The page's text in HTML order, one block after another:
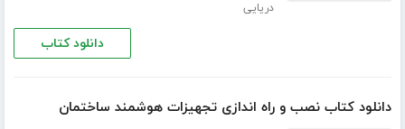
دریایی
دانلود کتاب
دانلود کتاب نصب و راه اندازی تجهیزات هوشمند ساختمان